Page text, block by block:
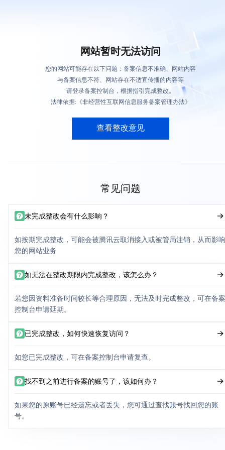
网站暂时无法访问
您的网站可能存在以下问题：备案信息不准确、网站内容
与备案信息不符、网站存在不适宜传播的内容等
请登录备案控制台，根据指引完成整改。
法律依据:《非经营性互联网信息服务备案管理办法》
查看整改意见
常见问题
未完成整改会有什么影响？
如按期完成整改，可能会被腾讯云取消接入或被管局注销，从而影响
您的网站业务
如无法在整改期限内完成整改，该怎么办？
若您因资料准备时间较长等合理原因，无法及时完成整改，可在备案
控制台申请延期。
已完成整改，如何快速恢复访问？
如您已完成整改，可在备案控制台申请复查。
找不到之前进行备案的账号了，该如何办？
如果您的原账号已经遗忘或者丢失，您可通过查找账号找回您的账
号。